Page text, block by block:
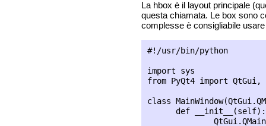
La hbox è il layout principale
questa chiamata. Le box sono
complesse è consigliabile
#!/usr/bin/python
import sys
from PyQt4 import QtGui,
class
      def __init__(self):